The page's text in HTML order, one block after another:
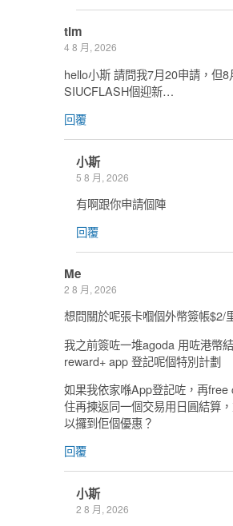
tim
4 8 月, 2026
hello小斯 請問我7月20申請，但
SIUCFLASH個迎新…
回覆
小斯
5 8 月, 2026
有啊跟你申請個陣
回覆
Me
2 8 月, 2026
想問關於呢張卡嗰個外幣簽帳$2/
我之前簽咗一堆agoda 用咗港幣
reward+ app 登記呢個特別計劃
如果我依家喺App登記咗，再
住再揀返同一個交易用日圓結算
以攞到佢個優惠？
回覆
小斯
2 8 月, 2026